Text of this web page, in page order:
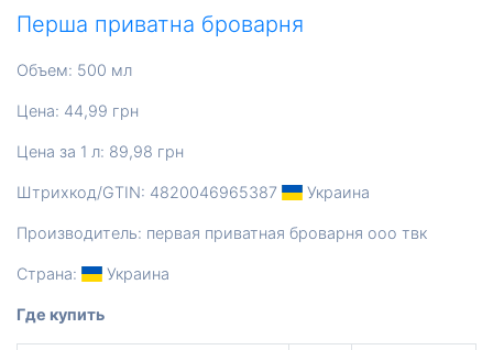
Перша приватна броварня
Объем: 500 мл
Цена: 44,99 грн
Цена за 1 л: 89,98 грн
Штрихкод/GTIN: 4820046965387 Украина
Производитель: первая приватная броварня ооо твк
Страна: Украина
Где купить